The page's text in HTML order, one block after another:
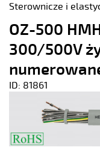
Sterownicze i
OZ-500
300/500V
ID: 81861